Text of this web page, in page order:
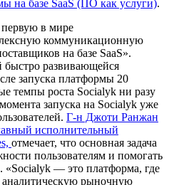
на базе SaaS (ПО как услуги).
первую в мире
коммуникационную
на базе SaaS».
быстро развивающейся
запуска платформы 20
темпы роста Socialyk ни разу
запуска на Socialyk уже
Г-н Джоти Ранжан
исполнительный
отмечает, что основная задача
пользователям и помогать
«Socialyk — это платформа, где
аналитическую рыночную